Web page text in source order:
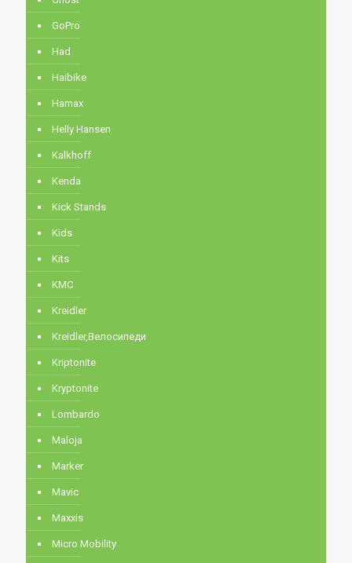
GoPro
Had
Haibike
Hamax
Helly Hansen
Kalkhoff
Kenda
Kick Stands
Kids
Kits
KMC
Kreidler
Kreidler,Велосипеди
Kriptonite
Kryptonite
Lombardo
Maloja
Marker
Mavic
Maxxis
Micro Mobility